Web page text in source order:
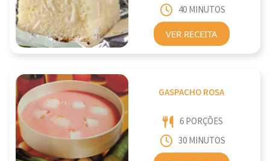
40 MINUTOS
VER RECEITA
GASPACHO ROSA
6 PORÇÕES
30 MINUTOS